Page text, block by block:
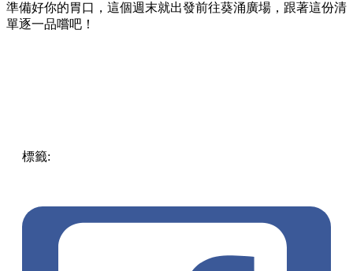
準備好你的胃口，這個週末就出發前往葵涌廣場，跟著這份清
單逐一品嚐吧！
標籤: